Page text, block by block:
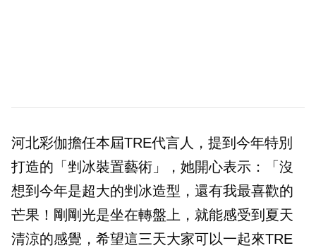
河北彩伽擔任本屆TRE代言人，提到今年特別
打造的「剉冰裝置藝術」，她開心表示：「沒
想到今年是超大的剉冰造型，還有我最喜歡的
芒果！剛剛光是坐在轉盤上，就能感受到夏天
清涼的感覺，希望這三天大家可以一起來TRE